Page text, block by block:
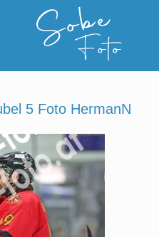
5 Foto HermanN